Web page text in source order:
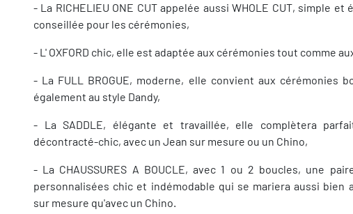
- La RICHELIEU ONE CUT appelée aussi WHOLE CUT, simple
conseillée pour les cérémonies,
- L' OXFORD chic, elle est adaptée aux cérémonies tout comme
- La FULL BROGUE, moderne, elle convient aux cérémonies
également au style Dandy,
- La SADDLE, élégante et travaillée, elle complètera
décontracté-chic, avec un Jean sur mesure ou un Chino,
- La CHAUSSURES A BOUCLE, avec 1 ou 2 boucles, une
personnalisées chic et indémodable qui se mariera aussi bien
sur mesure qu'avec un Chino.